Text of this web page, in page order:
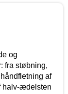
og
fra støbning,
af
halv-ædelsten